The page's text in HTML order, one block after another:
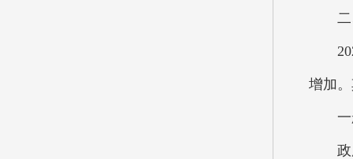
二
2020
增加
一般
政府